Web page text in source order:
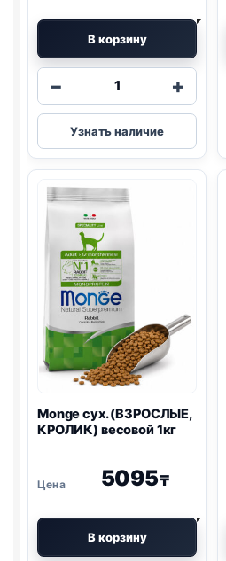
В корзину
−
Количество
Monge
сух.
(СТЕРИЛ.,
весовой
+
Узнать наличие
Monge сух. (ВЗРОСЛЫЕ,
КРОЛИК) весовой 1кг
5095₸
В корзину